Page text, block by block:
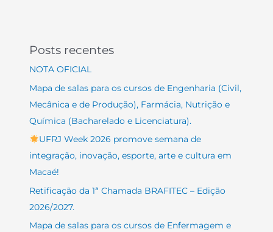
Posts recentes
NOTA OFICIAL
Mapa de salas para os cursos de Engenharia (Civil,
Mecânica e de Produção), Farmácia, Nutrição e
Química (Bacharelado e Licenciatura).
UFRJ Week 2026 promove semana de
integração, inovação, esporte, arte e cultura em
Macaé!
Retificação da 1ª Chamada BRAFITEC – Edição
2026/2027.
Mapa de salas para os cursos de Enfermagem e